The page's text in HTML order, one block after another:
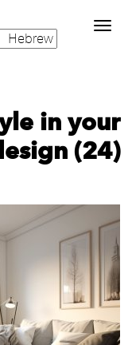
Toggle
navigation
in your
(24)